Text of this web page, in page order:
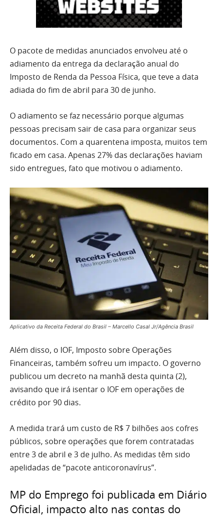
O pacote de medidas anunciados envolveu até o
adiamento da entrega da declaração anual do
Imposto de Renda da Pessoa Física, que teve a data
adiada do fim de abril para 30 de junho.
O adiamento se faz necessário porque algumas
pessoas precisam sair de casa para organizar seus
documentos. Com a quarentena imposta, muitos tem
ficado em casa. Apenas 27% das declarações haviam
sido entregues, fato que motivou o adiamento.
Aplicativo da Receita Federal do Brasil – Marcello Casal Jr/Agência Brasil
Além disso, o IOF, Imposto sobre Operações
Financeiras, também sofreu um impacto. O governo
publicou um decreto na manhã desta quinta (2),
avisando que irá isentar o IOF em operações de
crédito por 90 dias.
A medida trará um custo de R$ 7 bilhões aos cofres
públicos, sobre operações que forem contratadas
entre 3 de abril e 3 de julho. As medidas têm sido
apelidadas de “pacote anticoronavírus”.
MP do Emprego foi publicada em Diário
Oficial, impacto alto nas contas do